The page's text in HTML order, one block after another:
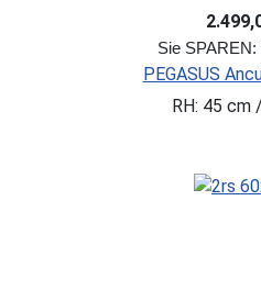
Sie SPAREN:
PEGASUS
RH: 45 cm